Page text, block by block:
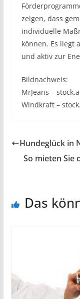
zeigen, dass
individuelle
können. Es liegt
und aktiv zur
Bildnachweis:
MrJeans –
Windkraft –
Hundeglück in
So mieten Sie
Das